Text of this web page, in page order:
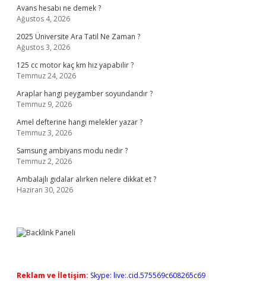
Avans hesabı ne demek ?
Ağustos 4, 2026
2025 Üniversite Ara Tatil Ne Zaman ?
Ağustos 3, 2026
125 cc motor kaç km hız yapabilir ?
Temmuz 24, 2026
Araplar hangi peygamber soyundandır ?
Temmuz 9, 2026
Amel defterine hangi melekler yazar ?
Temmuz 3, 2026
Samsung ambiyans modu nedir ?
Temmuz 2, 2026
Ambalajlı gıdalar alırken nelere dikkat et ?
Haziran 30, 2026
Reklam ve İletişim: Skype: live:.cid.575569c608265c69